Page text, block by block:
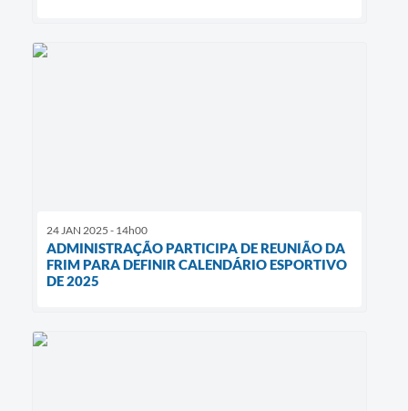
24 JAN 2025 - 14h00
ADMINISTRAÇÃO PARTICIPA DE REUNIÃO DA
FRIM PARA DEFINIR CALENDÁRIO ESPORTIVO
DE 2025